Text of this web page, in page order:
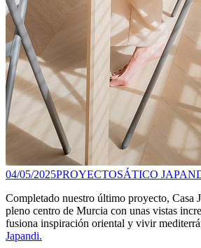
04/05/2025PROYECTOSÁTICO
Completado nuestro último proyecto, Casa
pleno centro de Murcia con unas vistas
fusiona inspiración oriental y vivir
Japandi.